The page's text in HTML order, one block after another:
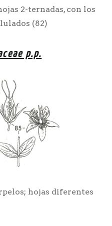
2-ternadas, con los
(82)
p.p.
hojas diferentes